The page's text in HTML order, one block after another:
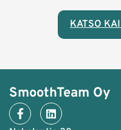
KATSO
SmoothTeam Oy